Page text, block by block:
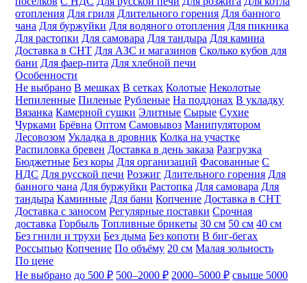
отопления Для гриля Длительного горения Для банного
чана Для буржуйки Для водяного отопления Для пикника
Для растопки Для самовара Для тандыра Для камина
Доставка в СНТ Для АЗС и магазинов Сколько кубов для
бани Для фаер-пита Для хлебной печи
Особенности
Не выбрано В мешках В сетках Колотые Неколотые
Непиленные Пиленые Рубленые На поддонах В укладку
Вязанка Камерной сушки Элитные Сырые Сухие
Чурками Брёвна Оптом Самовывоз Манипулятором
Лесовозом Укладка в дровник Колка на участке
Распиловка бревен Доставка в день заказа Разгрузка
Бюджетные Без коры Для организаций Фасованные С
НДС Для русской печи Розжиг Длительного горения Для
банного чана Для буржуйки Растопка Для самовара Для
тандыра Каминные Для бани Копчение Доставка в СНТ
Доставка с заносом Регулярные поставки Срочная
доставка Горбыль Топливные брикеты 30 см 50 см 40 см
Без гнили и трухи Без дыма Без копоти В биг-бегах
Россыпью Копчение По объёму 20 см Малая зольность
По цене
Не выбрано до 500 ₽ 500–2000 ₽ 2000–5000 ₽ свыше 5000